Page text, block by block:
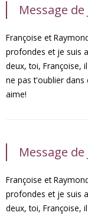
Message
Françoise et
profondes et je suis
deux, toi, Françoise,
ne pas t'oublier dans
aime!
Message
Françoise et
profondes et je suis
deux, toi, Françoise,